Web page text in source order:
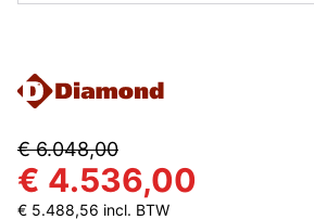
€ 6.048,00
€ 4.536,00
€ 5.488,56 incl. BTW